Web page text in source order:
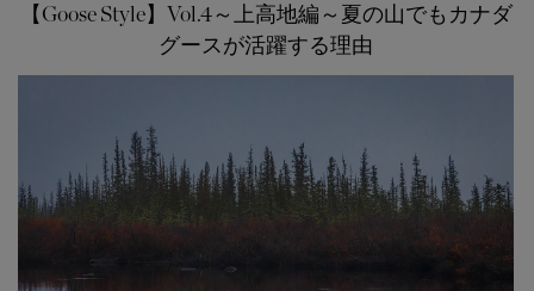
スノーグース
アウターウェア
アクセサリー
スノーグース
アウターウェア
アクセサリー
下取り申請
【Goose Style】Vol.4～上高地編～夏の山でもカナダ
グースが活躍する理由